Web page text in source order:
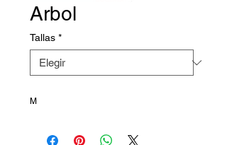
Arbol
Tallas *
M